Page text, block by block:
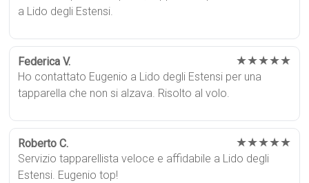
a Lido degli Estensi.
Federica V. ★★★★★
Ho contattato Eugenio a Lido degli Estensi per una
tapparella che non si alzava. Risolto al volo.
Roberto C. ★★★★★
Servizio tapparellista veloce e affidabile a Lido degli
Estensi. Eugenio top!